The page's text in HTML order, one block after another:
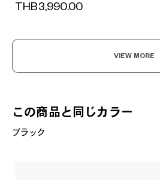
THB3,990.00
VIEW MORE
この商品と同じカラー
ブラック